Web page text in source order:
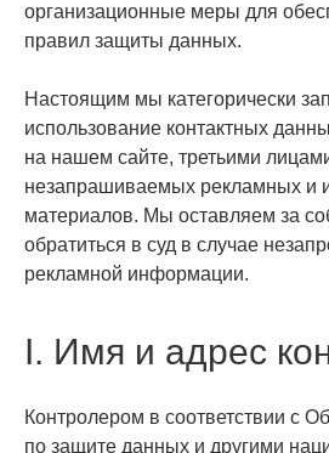
организационные меры для
правил защиты данных.
Настоящим мы категорически
использование контактных
на нашем сайте, третьими
незапрашиваемых рекламных и
материалов. Мы оставляем за
обратиться в суд в случае
рекламной информации.
I. Имя и адрес
Контролером в соответствии с
по защите данных и другими